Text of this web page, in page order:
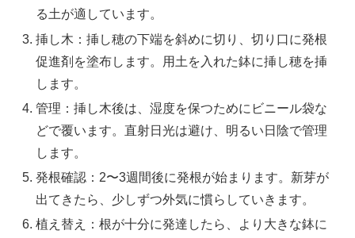
る土が適しています。
挿し木：挿し穂の下端を斜めに切り、切り口に発根
促進剤を塗布します。用土を入れた鉢に挿し穂を挿
します。
管理：挿し木後は、湿度を保つためにビニール袋な
どで覆います。直射日光は避け、明るい日陰で管理
します。
発根確認：2〜3週間後に発根が始まります。新芽が
出てきたら、少しずつ外気に慣らしていきます。
植え替え：根が十分に発達したら、より大きな鉢に